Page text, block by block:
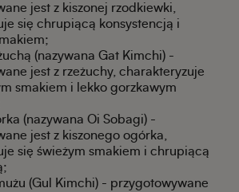
jest z kiszonej rzodkiewki,
się chrupiącą konsystencją i
(nazywana Gat Kimchi) -
jest z rzeżuchy, charakteryzuje
smakiem i lekko gorzkawym
(nazywana Oi Sobagi) -
jest z kiszonego ogórka,
się świeżym smakiem i chrupiącą
(Gul Kimchi) - przygotowywane